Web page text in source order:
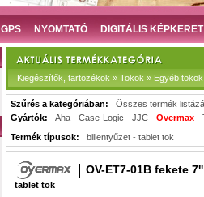
GPS NYOMTATÓ DIGITÁLIS KÉPKERET
Kiegészítők, tartozékok » Tokok » Egyéb tokok
Szűrés a kategóriában: Összes termék
Gyártók:
Aha - Case-Logic - JJC - Overmax -
Termék típusok:
billentyűzet - tablet tok
OV-ET7-01B fekete 7''
tablet tok